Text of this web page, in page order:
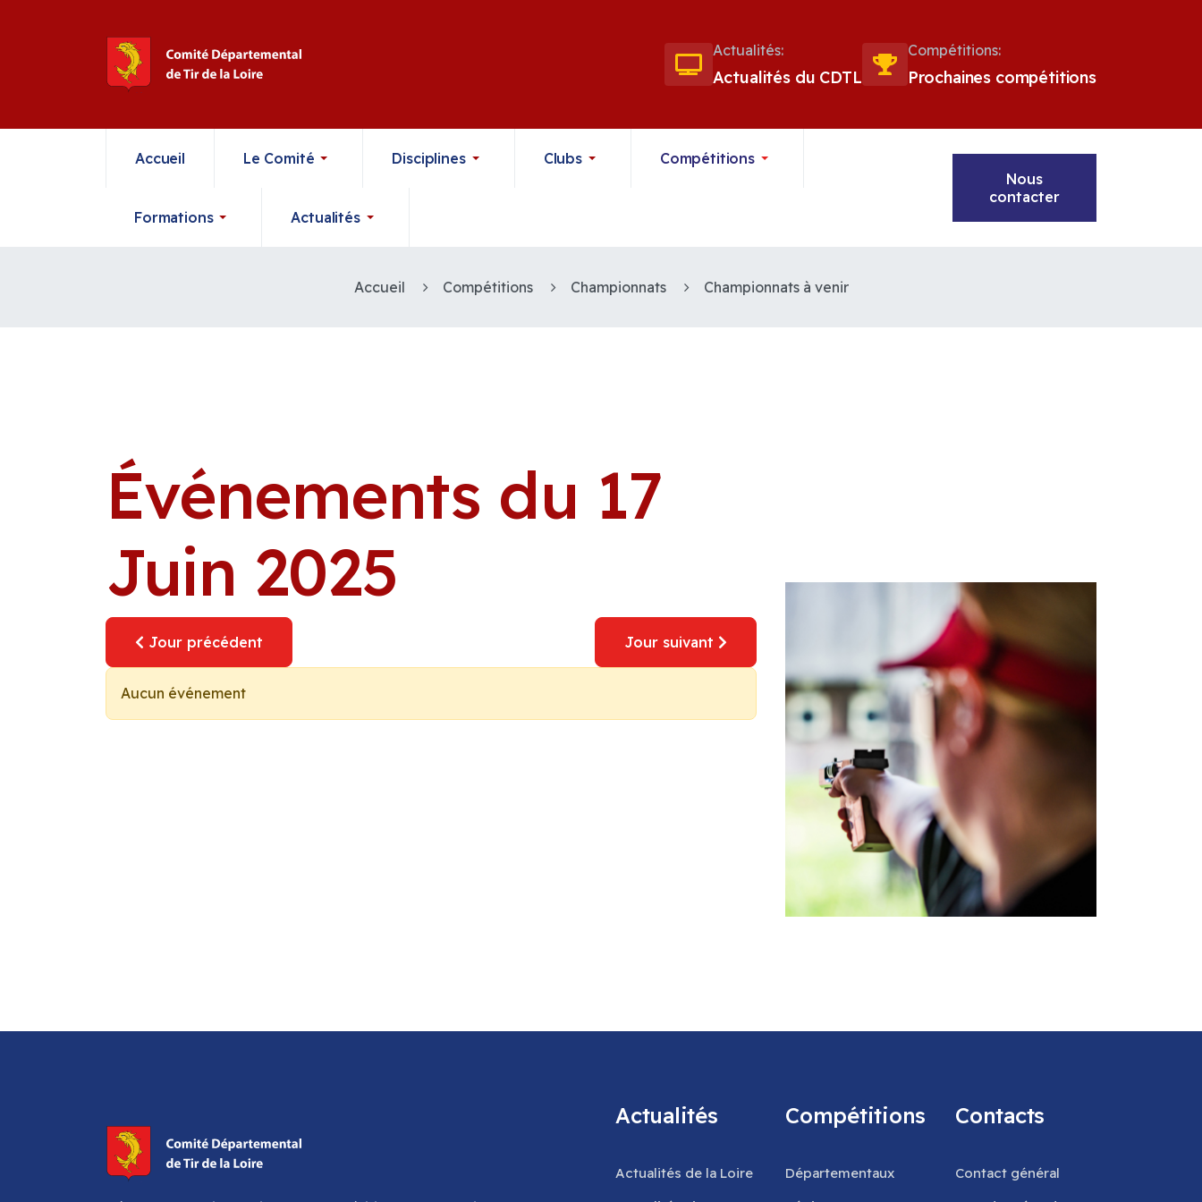
Actualités:
Actualités du CDTL
Compétitions:
Prochaines compétitions
Accueil Le Comité Disciplines Clubs Compétitions
Formations Actualités
Nous
contacter
Accueil Compétitions Championnats Championnats à venir
Événements du 17
Juin 2025
Jour précédent Jour suivant
Aucun événement
Actualités
Actualités de la Loire
Compétitions
Départementaux
Contacts
Contact général